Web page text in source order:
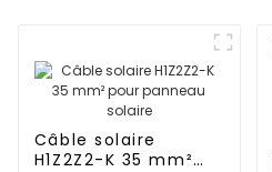
Câble solaire
H1Z2Z2-K 35 mm²